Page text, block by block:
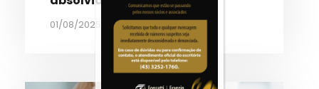
01/08/2025 fonsattifranzin